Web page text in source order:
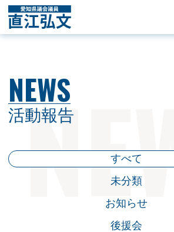
活動報告
すべて
未分類
お知らせ
後援会